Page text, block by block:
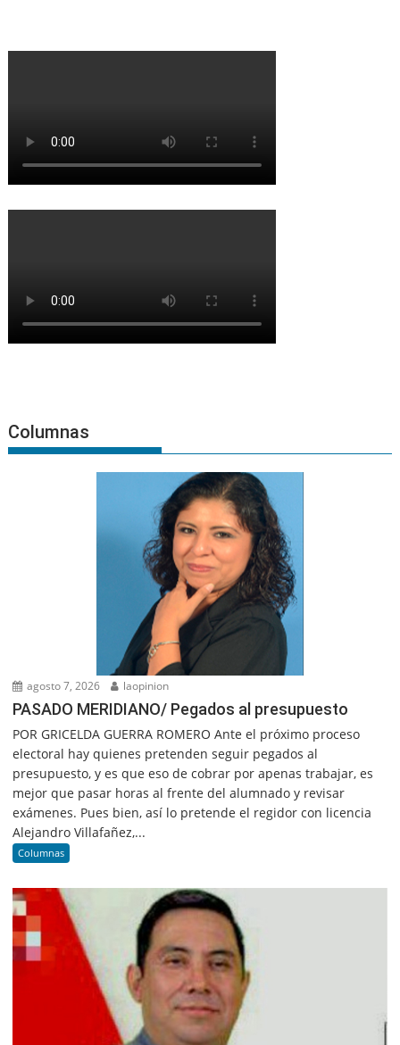
Columnas
agosto 7, 2026 laopinion
PASADO MERIDIANO/ Pegados al presupuesto
POR GRICELDA GUERRA ROMERO Ante el próximo proceso
electoral hay quienes pretenden seguir pegados al
presupuesto, y es que eso de cobrar por apenas trabajar, es
mejor que pasar horas al frente del alumnado y revisar
exámenes. Pues bien, así lo pretende el regidor con licencia
Alejandro Villafañez,...
Columnas